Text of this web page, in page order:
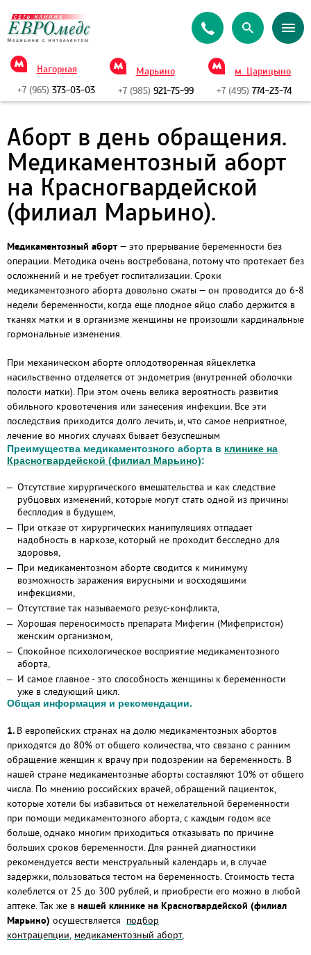
Нагорная
+7 (965) 373-03-03
Марьино
+7 (985)921-75-99
м. Царицыно
+7 (495) 774-23-74
Аборт в день обращения.
Медикаментозный аборт
на Красногвардейской
(филиал Марьино).
Медикаментозный аборт — это прерывание беременности без
операции. Методика очень востребована, потому что протекает без
осложнений и не требует госпитализации. Сроки
медикаментозного аборта довольно сжаты — он проводится до 6-8
недели беременности, когда еще плодное яйцо слабо держится в
тканях матки и в организме женщины не произошли кардинальные
гормональные изменения.
При механическом аборте оплодотворенная яйцеклетка
насильственно отделяется от эндометрия (внутренней оболочки
полости матки). При этом очень велика вероятность развития
обильного кровотечения или занесения инфекции. Все эти
последствия приходится долго лечить, и, что самое неприятное,
лечение во многих случаях бывает безуспешным
Преимущества медикаментозного аборта в клинике на
Красногвардейской (филиал Марьино):
Отсутствие хирургического вмешательства и как следствие
рубцовых изменений, которые могут стать одной из причины
бесплодия в будущем,
При отказе от хирургических манипуляциях отпадает
надобность в наркозе, который не проходит бесследно для
здоровья,
При медикаментозном аборте сводится к минимуму
возможность заражения вирусными и восходящими
инфекциями,
Отсутствие так называемого резус-конфликта,
Хорошая переносимость препарата Мифегин (Мифепристон)
женским организмом,
Спокойное психологическое восприятие медикаментозного
аборта,
И самое главное - это способность женщины к беременности
уже в следующий цикл.
Общая информация и рекомендации.
1. В европейских странах на долю медикаментозных абортов
приходятся до 80% от общего количества, что связано с ранним
обращение женщин к врачу при подозрении на беременность. В
нашей стране медикаментозные аборты составляют 10% от общего
числа. По мнению российских врачей, обращений пациенток,
которые хотели бы избавиться от нежелательной беременности
при помощи медикаментозного аборта, с каждым годом все
больше, однако многим приходиться отказывать по причине
больших сроков беременности. Для ранней диагностики
рекомендуется вести менструальный календарь и, в случае
задержки, пользоваться тестом на беременность. Стоимость теста
колеблется от 25 до 300 рублей, и приобрести его можно в любой
аптеке. Так же в нашей клинике на Красногвардейской (филиал
Марьино) осуществляется подбор
контрацепции, медикаментозный аборт,